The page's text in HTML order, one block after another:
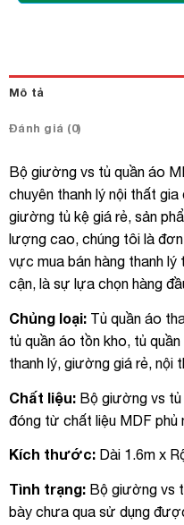
Mô tả
Đánh giá (0)
Bộ giường vs tủ quần áo
chuyên thanh lý nội thất
giường tủ kệ giá rẻ, sản
lượng cao, chúng tôi là
vực mua bán hàng thanh
cận, là sự lựa chọn hàng
Chủng loại: Tủ quần áo
tủ quần áo tồn kho, tủ
thanh lý, giường giá rẻ, nội
Chất liệu: Bộ giường vs
đóng từ chất liệu MDF phủ
Kích thước: Dài 1.6m x
Tình trạng: Bộ giường vs
bày chưa qua sử dụng